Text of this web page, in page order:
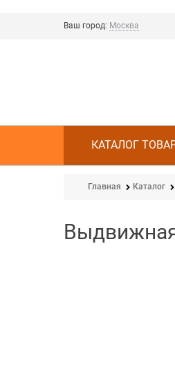
Ваш город: Москва
КАТАЛОГ
Главная Каталог